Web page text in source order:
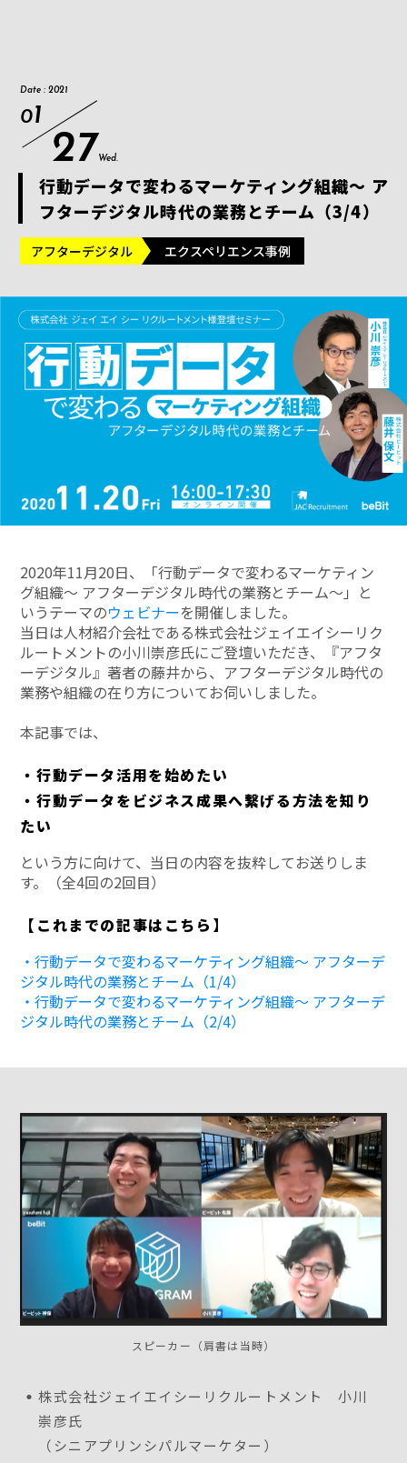
Date : 2021
01
27Wed.
行動データで変わるマーケティング組織～ ア
フターデジタル時代の業務とチーム（3/4）
アフターデジタル エクスペリエンス事例
2020年11月20日、「行動データで変わるマーケティン
グ組織～ アフターデジタル時代の業務とチーム～」と
いうテーマのウェビナーを開催しました。
当日は人材紹介会社である株式会社ジェイエイシーリク
ルートメントの小川崇彦氏にご登壇いただき、『アフタ
ーデジタル』著者の藤井から、アフターデジタル時代の
業務や組織の在り方についてお伺いしました。
本記事では、
・行動データ活用を始めたい
・行動データをビジネス成果へ繋げる方法を知り
たい
という方に向けて、当日の内容を抜粋してお送りしま
す。（全4回の2回目）
【これまでの記事はこちら】
・行動データで変わるマーケティング組織～ アフターデ
ジタル時代の業務とチーム（1/4）
・行動データで変わるマーケティング組織～ アフターデ
ジタル時代の業務とチーム（2/4）
スピーカー（肩書は当時）
株式会社ジェイエイシーリクルートメント 小川
崇彦氏
（シニアプリンシパルマーケター）